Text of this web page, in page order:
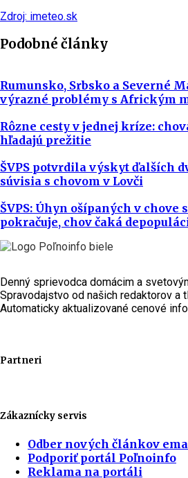
Zdroj: imeteo.sk
Podobné články
Rumunsko, Srbsko a Severné
výrazné problémy s Africkým
Rôzne cesty v jednej kríze:
hľadajú prežitie
ŠVPS potvrdila výskyt ďalších
súvisia s chovom v Lovči
ŠVPS: Úhyn ošípaných v chove
pokračuje, chov čaká
Denný sprievodca domácim a
Spravodajstvo od našich redaktorov a
Automaticky aktualizované cenové
Partneri
Zákaznícky servis
Odber nových článkov
Podporiť portál Poľnoinfo
Reklama na portáli